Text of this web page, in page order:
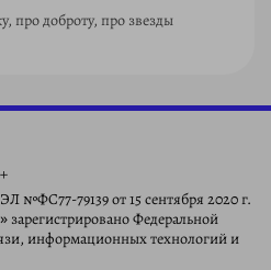
про доброту, про звезды
№ФС77-79139 от 15 сентября 2020 г.
зарегистрировано Федеральной
информационных технологий и